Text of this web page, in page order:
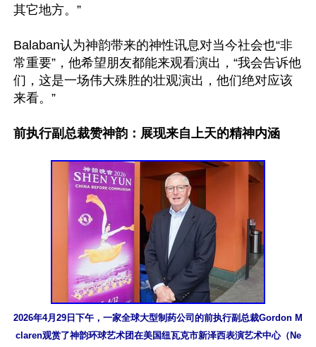
其它地方。”
Balaban认为神韵带来的神性讯息对当今社会也“非
常重要”，他希望朋友都能来观看演出，“我会告诉他
们，这是一场伟大殊胜的壮观演出，他们绝对应该
来看。”
前执行副总裁赞神韵：展现来自上天的精神内涵
2026年4月29日下午，一家全球大型制药公司的前执行副总裁Gordon M
claren观赏了神韵环球艺术团在美国纽瓦克市新泽西表演艺术中心（Ne